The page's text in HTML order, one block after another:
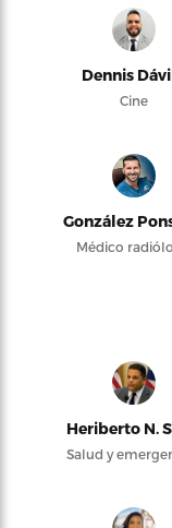
Dennis
Cine
González
Médico
Heriberto N.
Salud y